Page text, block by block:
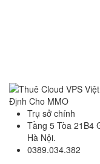
Trụ sở chính
Tầng 5 Tòa 21B4
Hà Nội.
0389.034.382